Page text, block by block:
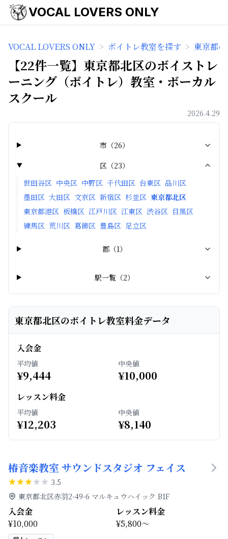
VOCAL LOVERS ONLY
VOCAL LOVERS ONLY > ボイトレ教室を探す > 東京都
【22件一覧】東京都北区のボイストレ
ーニング（ボイトレ）教室・ボーカル
スクール
2026.4.29
市 （26）
区 （23）
世田谷区 中央区 中野区 千代田区 台東区 品川区
墨田区 大田区 文京区 新宿区 杉並区 東京都北区
東京都港区 板橋区 江戸川区 江東区 渋谷区 目黒区
練馬区 荒川区 葛飾区 豊島区 足立区
郡 （1）
駅一覧（2）
東京都北区のボイトレ教室料金データ
入会金
平均値
¥9,444
中央値
¥10,000
レッスン料金
平均値
¥12,203
中央値
¥8,140
椿音楽教室 サウンドスタジオ フェイス
3.5
東京都北区赤羽2-49-6 マルキュウハイック B1F
入会金
¥10,000
レッスン料金
¥5,800～